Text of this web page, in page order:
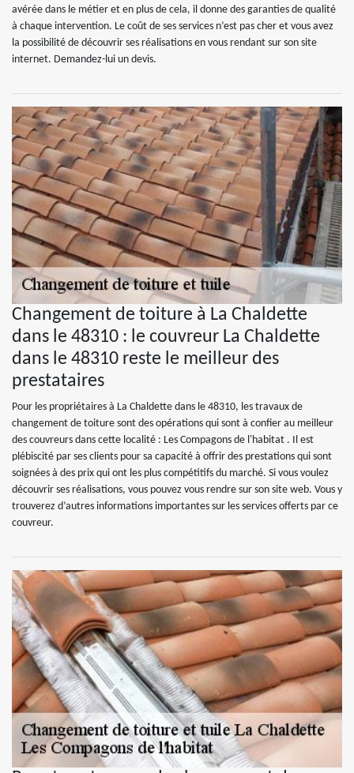
avérée dans le métier et en plus de cela, il donne des garanties de qualité
à chaque intervention. Le coût de ses services n’est pas cher et vous avez
la possibilité de découvrir ses réalisations en vous rendant sur son site
internet. Demandez-lui un devis.
Changement de toiture à La Chaldette
dans le 48310 : le couvreur La Chaldette
dans le 48310 reste le meilleur des
prestataires
Pour les propriétaires à La Chaldette dans le 48310, les travaux de
changement de toiture sont des opérations qui sont à confier au meilleur
des couvreurs dans cette localité : Les Compagons de l'habitat . Il est
plébiscité par ses clients pour sa capacité à offrir des prestations qui sont
soignées à des prix qui ont les plus compétitifs du marché. Si vous voulez
découvrir ses réalisations, vous pouvez vous rendre sur son site web. Vous y
trouverez d’autres informations importantes sur les services offerts par ce
couvreur.